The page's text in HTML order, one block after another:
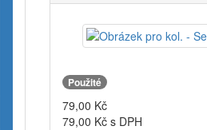
Použité
79,00 Kč
79,00 Kč s DPH